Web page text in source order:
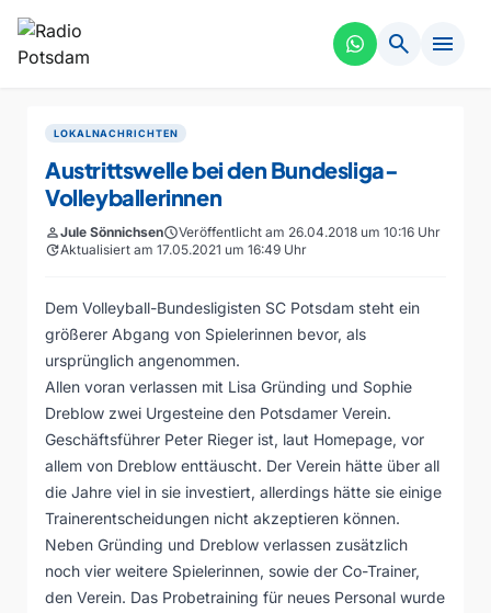
search menu
LOKALNACHRICHTEN
Austrittswelle bei den Bundesliga-
Volleyballerinnen
personJule SönnichsenscheduleVeröffentlicht am 26.04.2018 um 10:16 Uhr
updateAktualisiert am 17.05.2021 um 16:49 Uhr
Dem Volleyball-Bundesligisten SC Potsdam steht ein
größerer Abgang von Spielerinnen bevor, als
ursprünglich angenommen.
Allen voran verlassen mit Lisa Gründing und Sophie
Dreblow zwei Urgesteine den Potsdamer Verein.
Geschäftsführer Peter Rieger ist, laut Homepage, vor
allem von Dreblow enttäuscht. Der Verein hätte über all
die Jahre viel in sie investiert, allerdings hätte sie einige
Trainerentscheidungen nicht akzeptieren können.
Neben Gründing und Dreblow verlassen zusätzlich
noch vier weitere Spielerinnen, sowie der Co-Trainer,
den Verein. Das Probetraining für neues Personal wurde